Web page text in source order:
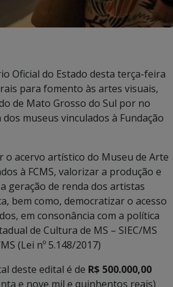
Oficial do Estado desta terça-feira
para fomento às artes visuais,
de Mato Grosso do Sul por no
museus vinculados à Fundação
acervo artístico do Museu de Arte
à FCMS, valorizar a produção e
geração de renda dos artistas
bem como, democratizar o acesso
em consonância com a política
de Cultura de MS – SIEC/MS
(Lei nº 5.148/2017)
deste edital é de R$ 500.000,00
e nove mil e quinhentos reais)